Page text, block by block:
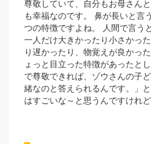
尊敬していて、自分もお母さん
も幸福なのです。 鼻が長いと言
つの特徴ですよね。 人間で言う
一人だけ大きかったり小さかっ
り遅かったり、物覚えが良かっ
ょっと目立った特徴があったと
で尊敬できれば、ゾウさんの子
緒なのと答えられるんです。」
はすごいな～と思うんですけれ